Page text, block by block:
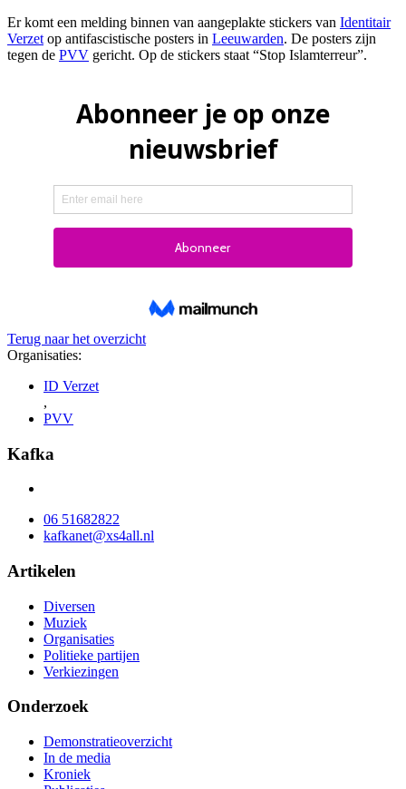
Er komt een melding binnen van aangeplakte stickers van Identitair
Verzet op antifascistische posters in Leeuwarden. De posters zijn
tegen de PVV gericht. Op de stickers staat “Stop Islamterreur”.
Terug naar het overzicht
Organisaties:
ID Verzet
,
PVV
Kafka
06 51682822
kafkanet@xs4all.nl
Artikelen
Diversen
Muziek
Organisaties
Politieke partijen
Verkiezingen
Onderzoek
Demonstratieoverzicht
In de media
Kroniek